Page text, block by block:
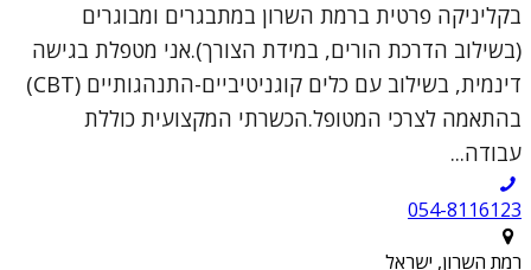
בקליניקה פרטית ברמת השרון במתבגרים ומבוגרים
(בשילוב הדרכת הורים, במידת הצורך).אני מטפלת בגישה
דינמית, בשילוב עם כלים קוגניטיביים-התנהגותיים (CBT)
בהתאמה לצרכי המטופל.הכשרתי המקצועית כוללת
עבודה...
054-8116123
רמת השרון, ישראל